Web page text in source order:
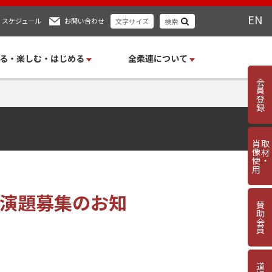
スケジュール お問い合わせ 文字サイズ 検索 EN
・楽しむ・はじめる 全柔連について
会員登録
取材・
肖像使用
賛助会員
題募集のお知